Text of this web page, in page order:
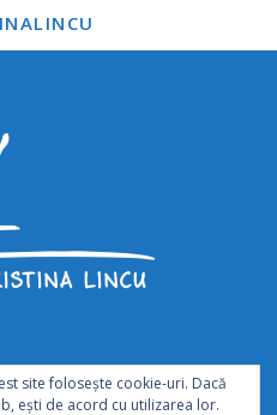
site folosește cookie-uri. Dacă
ești de acord cu utilizarea lor.